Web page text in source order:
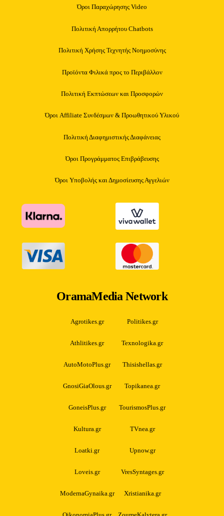
Όροι Παραχώρησης Video
Πολιτική Απορρήτου Chatbots
Πολιτική Χρήσης Τεχνητής Νοημοσύνης
Προϊόντα Φιλικά προς το Περιβάλλον
Πολιτική Εκπτώσεων και Προσφορών
Όροι Affiliate Συνδέσμων & Προωθητικού Υλικού
Πολιτική Διαφημιστικής Διαφάνειας
Όροι Προγράμματος Επιβράβευσης
Όροι Υποβολής και Δημοσίευσης Αγγελιών
OramaMedia Network
Agrotikes.gr Politikes.gr
Athlitikes.gr Texnologika.gr
AutoMotoPlus.gr Thisishellas.gr
GnosiGiaOlous.gr Topikanea.gr
GoneisPlus.gr TourismosPlus.gr
Kultura.gr TVnea.gr
Loatki.gr Upnow.gr
Loveis.gr VresSyntages.gr
ModernaGynaika.gr Xristianika.gr